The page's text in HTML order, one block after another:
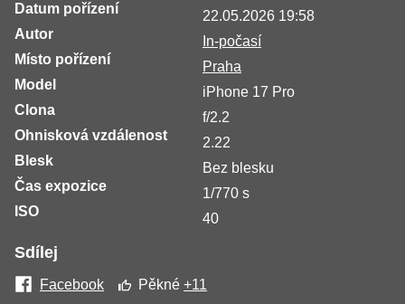
Datum pořízení
22.05.2026 19:58
Autor
In-počasí
Místo pořízení
Praha
Model
iPhone 17 Pro
Clona
f/2.2
Ohnisková vzdálenost
2.22
Blesk
Bez blesku
Čas expozice
1/770 s
ISO
40
Sdílej
Facebook Pěkné+11